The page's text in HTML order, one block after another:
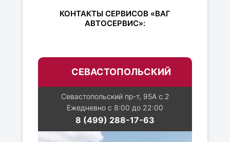
КОНТАКТЫ СЕРВИСОВ «ВАГ
АВТОСЕРВИС»:
СЕВАСТОПОЛЬСКИЙ
Севастопольский пр-т, 95А с.2
Ежедневно с 8:00 до 22:00
8 (499) 288-17-63